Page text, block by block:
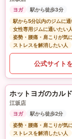
ヨガ
駅から徒歩3分
駅から5分以内のジムに通
女性専用ジムに通いたい人
姿勢・腰痛・肩こりが気
ストレスを解消したい人
公式サイト
ホットヨガのカルド
江坂店
ヨガ
駅から徒歩2分
姿勢・腰痛・肩こりが気
ストレスを解消したい人